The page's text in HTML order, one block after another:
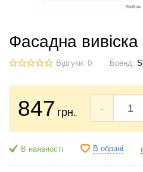
Фасадна
Відгуки: 0 Бренд:
847 грн. -
В наявності В обрані